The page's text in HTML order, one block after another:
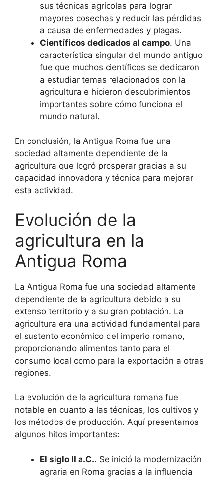
sus técnicas agrícolas para lograr
mayores cosechas y reducir las pérdidas
a causa de enfermedades y plagas.
Científicos dedicados al campo. Una
característica singular del mundo antiguo
fue que muchos científicos se dedicaron
a estudiar temas relacionados con la
agricultura e hicieron descubrimientos
importantes sobre cómo funciona el
mundo natural.
En conclusión, la Antigua Roma fue una
sociedad altamente dependiente de la
agricultura que logró prosperar gracias a su
capacidad innovadora y técnica para mejorar
esta actividad.
Evolución de la
agricultura en la
Antigua Roma
La Antigua Roma fue una sociedad altamente
dependiente de la agricultura debido a su
extenso territorio y a su gran población. La
agricultura era una actividad fundamental para
el sustento económico del imperio romano,
proporcionando alimentos tanto para el
consumo local como para la exportación a otras
regiones.
La evolución de la agricultura romana fue
notable en cuanto a las técnicas, los cultivos y
los métodos de producción. Aquí presentamos
algunos hitos importantes:
El siglo II a.C.. Se inició la modernización
agraria en Roma gracias a la influencia